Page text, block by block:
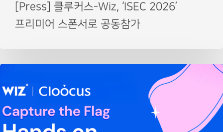
[Press] 클루커스-Wiz, ‘ISEC 2026’
프리미어 스폰서로 공동참가